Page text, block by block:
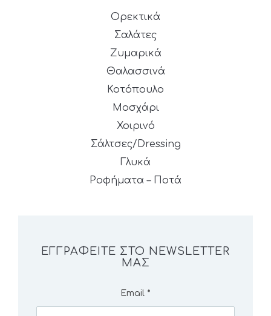
Ορεκτικά
Σαλάτες
Ζυμαρικά
Θαλασσινά
Κοτόπουλο
Μοσχάρι
Χοιρινό
Σάλτσες/Dressing
Γλυκά
Ροφήματα – Ποτά
ΕΓΓΡΑΦΕΊΤΕ ΣΤΟ NEWSLETTER
ΜΑΣ
Email *